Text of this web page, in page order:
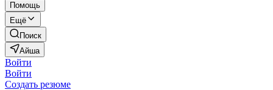
Помощь
Ещё
Поиск
Айша
Войти
Войти
Создать резюме